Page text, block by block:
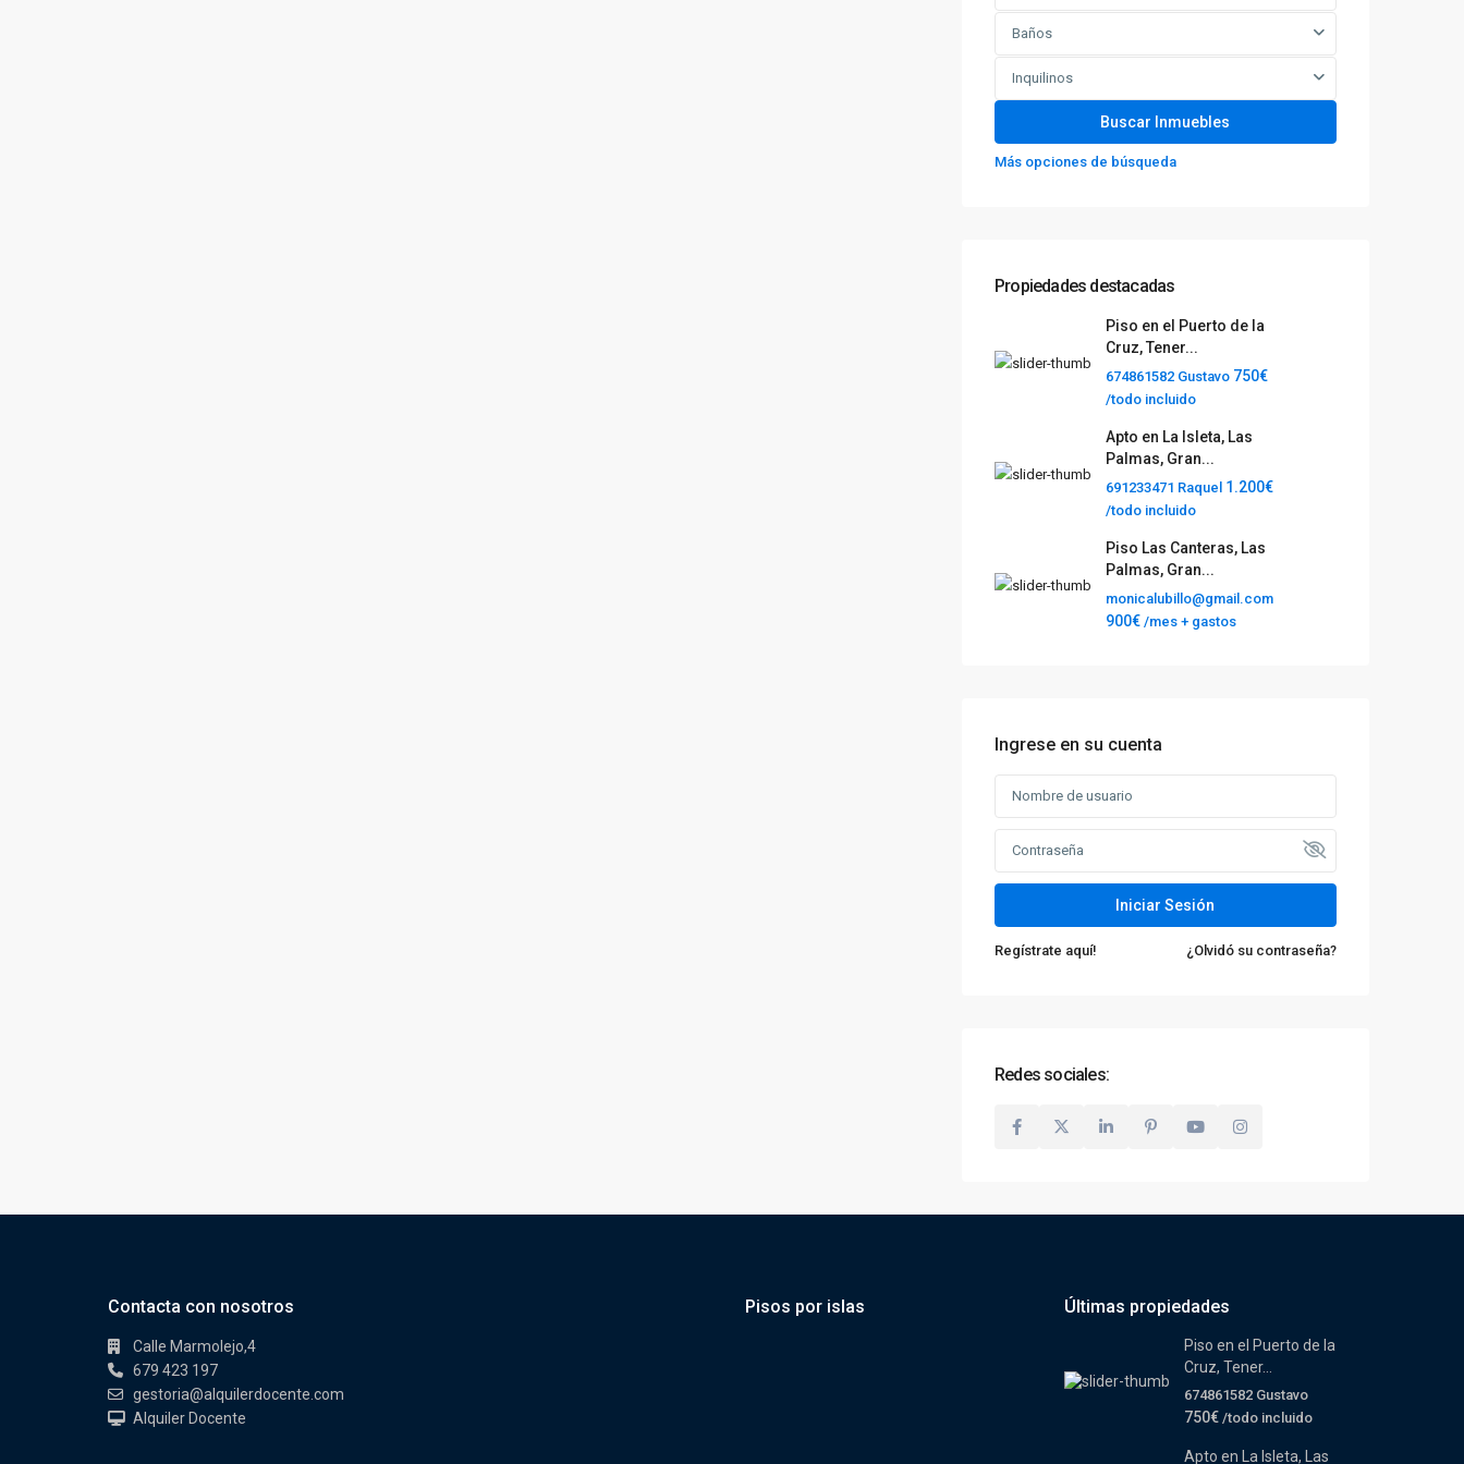
Baños
Inquilinos
Más opciones de búsqueda
Propiedades destacadas
Piso en el Puerto de la
Cruz, Tener...
674861582 Gustavo 750€
/todo incluido
Apto en La Isleta, Las
Palmas, Gran...
691233471 Raquel 1.200€
/todo incluido
Piso Las Canteras, Las
Palmas, Gran...
monicalubillo@gmail.com
900€ /mes + gastos
Ingrese en su cuenta
Iniciar Sesión
Regístrate aquí! ¿Olvidó su contraseña?
Redes sociales:
Contacta con nosotros
Calle Marmolejo,4
679 423 197
gestoria@alquilerdocente.com
Alquiler Docente
Pisos por islas Últimas propiedades
Piso en el Puerto de la
Cruz, Tener...
674861582 Gustavo
750€ /todo incluido
Apto en La Isleta, Las